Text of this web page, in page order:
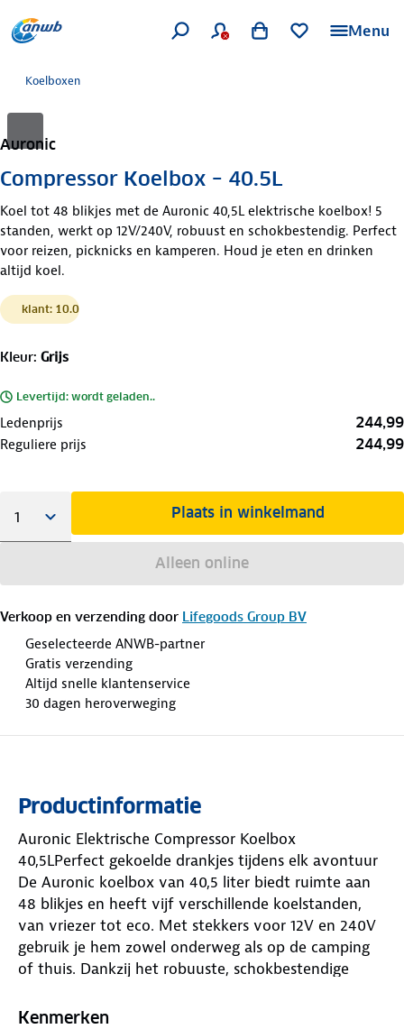
Menu
Koelboxen
Auronic
Compressor Koelbox – 40.5L
Koel tot 48 blikjes met de Auronic 40,5L elektrische koelbox! 5
standen, werkt op 12V/240V, robuust en schokbestendig. Perfect
voor reizen, picknicks en kamperen. Houd je eten en drinken
altijd koel.
klant: 10.0
Kleur: Grijs
Levertijd: wordt geladen..
Ledenprijs 244,99
Reguliere prijs 244,99
Plaats in winkelmand
Alleen online
Verkoop en verzending door Lifegoods Group BV
Geselecteerde ANWB-partner
Gratis verzending
Altijd snelle klantenservice
30 dagen heroverweging
Productinformatie
Auronic Elektrische Compressor Koelbox
40,5LPerfect gekoelde drankjes tijdens elk avontuur
De Auronic koelbox van 40,5 liter biedt ruimte aan
48 blikjes en heeft vijf verschillende koelstanden,
van vriezer tot eco. Met stekkers voor 12V en 240V
gebruik je hem zowel onderweg als op de camping
of thuis. Dankzij het robuuste, schokbestendige
je producten veilig en overzichtelijk. Geen zorgen
Kenmerken